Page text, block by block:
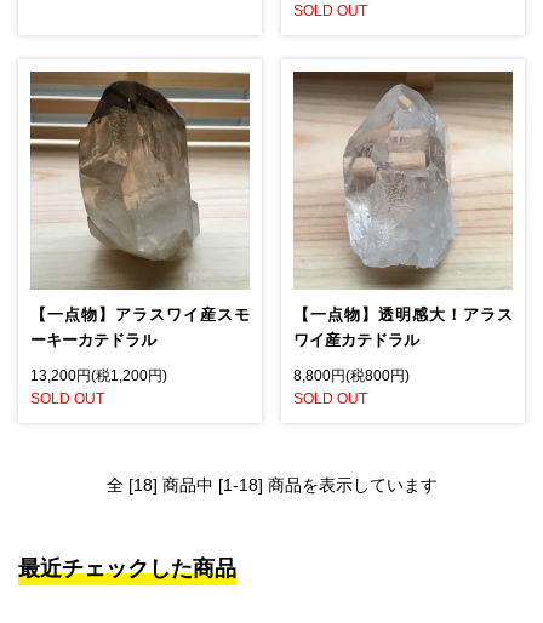
SOLD OUT
【一点物】アラスワイ産スモ
ーキーカテドラル
13,200円(税1,200円)
SOLD OUT
【一点物】透明感大！アラス
ワイ産カテドラル
8,800円(税800円)
SOLD OUT
全 [18] 商品中 [1-18] 商品を表示しています
最近チェックした商品